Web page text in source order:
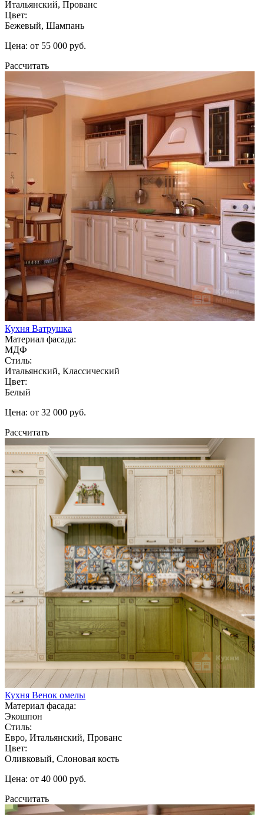
Итальянский, Прованс
Цвет:
Бежевый, Шампань
Цена: от 55 000 руб.
Рассчитать
Кухня Ватрушка
Материал фасада:
МДФ
Стиль:
Итальянский, Классический
Цвет:
Белый
Цена: от 32 000 руб.
Рассчитать
Кухня Венок омелы
Материал фасада:
Экошпон
Стиль:
Евро, Итальянский, Прованс
Цвет:
Оливковый, Слоновая кость
Цена: от 40 000 руб.
Рассчитать